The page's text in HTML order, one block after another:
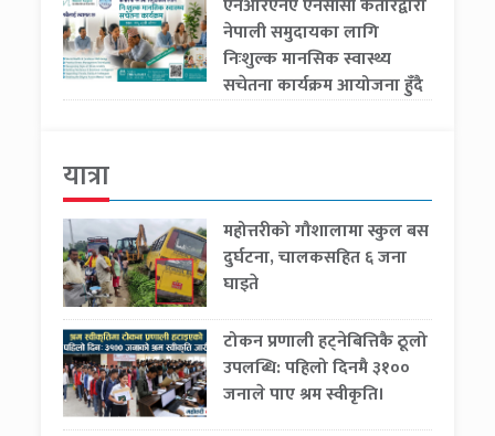
एनआरएनए एनसीसी कतारद्वारा
नेपाली समुदायका लागि
निःशुल्क मानसिक स्वास्थ्य
सचेतना कार्यक्रम आयोजना हुँदै
यात्रा
महोत्तरीको गौशालामा स्कुल बस
दुर्घटना, चालकसहित ६ जना
घाइते
टोकन प्रणाली हट्नेबित्तिकै ठूलो
उपलब्धि: पहिलो दिनमै ३१००
जनाले पाए श्रम स्वीकृति।